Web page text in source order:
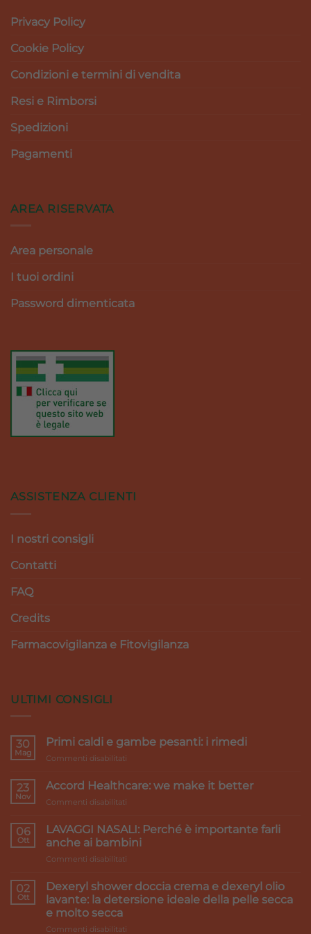
Privacy Policy
Cookie Policy
Condizioni e termini di vendita
Resi e Rimborsi
Spedizioni
Pagamenti
AREA RISERVATA
Area personale
I tuoi ordini
Password dimenticata
ASSISTENZA CLIENTI
I nostri consigli
Contatti
FAQ
Credits
Farmacovigilanza e Fitovigilanza
ULTIMI CONSIGLI
30
Mag
Primi caldi e gambe pesanti: i rimedi
Commenti disabilitati
caldi
i
rimedi
23
Nov
Accord Healthcare: we make it better
Commenti disabilitati
Healthcare:
we
make
06
Ott
LAVAGGI NASALI: Perché è importante farli
anche ai bambini
Commenti disabilitati
NASALI:
Perché
è
02
Ott
Dexeryl shower doccia crema e dexeryl olio
lavante: la detersione ideale della pelle secca
e molto secca
Commenti disabilitati